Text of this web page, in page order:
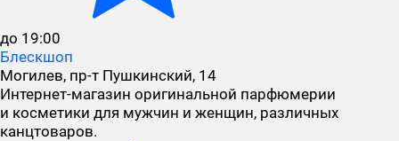
до 19:00
Блескшоп
Могилев, пр-т Пушкинский, 14
Интернет-магазин оригинальной парфюмерии
и косметики для мужчин и женщин, различных
канцтоваров.